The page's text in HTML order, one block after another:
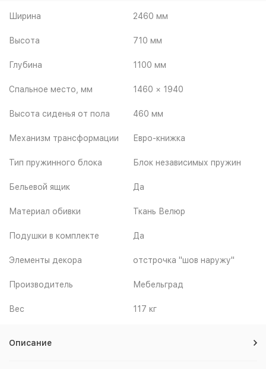
Ширина 2460 мм
Высота 710 мм
Глубина 1100 мм
Спальное место, мм 1460 × 1940
Высота сиденья от пола 460 мм
Механизм трансформации Евро-книжка
Тип пружинного блока Блок независимых пружин
Бельевой ящик Да
Материал обивки Ткань Велюр
Подушки в комплекте Да
Элементы декора отстрочка "шов наружу"
Производитель Мебельград
Вес 117 кг
Описание